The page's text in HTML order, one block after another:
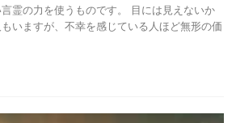
霊の力を使うものです。 目には見えないか
いますが、不幸を感じている人ほど無形の価